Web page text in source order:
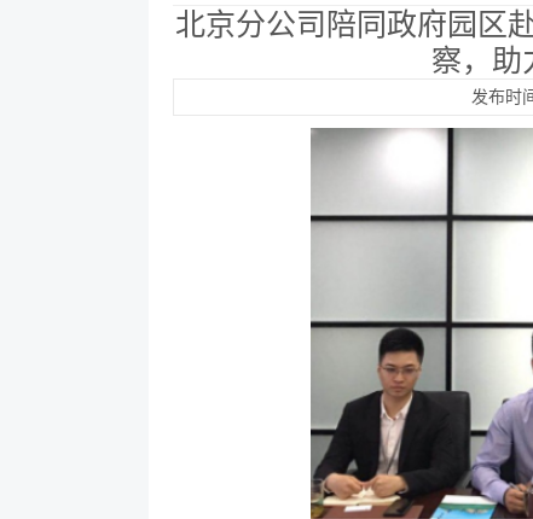
北京分公司陪同政府园区
察，助
发布时